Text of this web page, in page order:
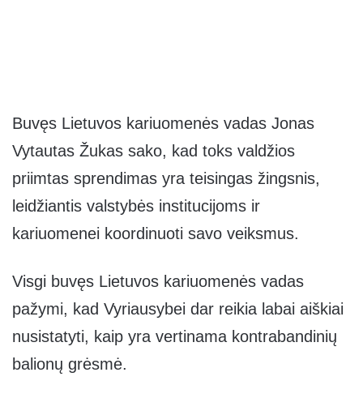
Buvęs Lietuvos kariuomenės vadas Jonas
Vytautas Žukas sako, kad toks valdžios
priimtas sprendimas yra teisingas žingsnis,
leidžiantis valstybės institucijoms ir
kariuomenei koordinuoti savo veiksmus.
Visgi buvęs Lietuvos kariuomenės vadas
pažymi, kad Vyriausybei dar reikia labai aiškiai
nusistatyti, kaip yra vertinama kontrabandinių
balionų grėsmė.